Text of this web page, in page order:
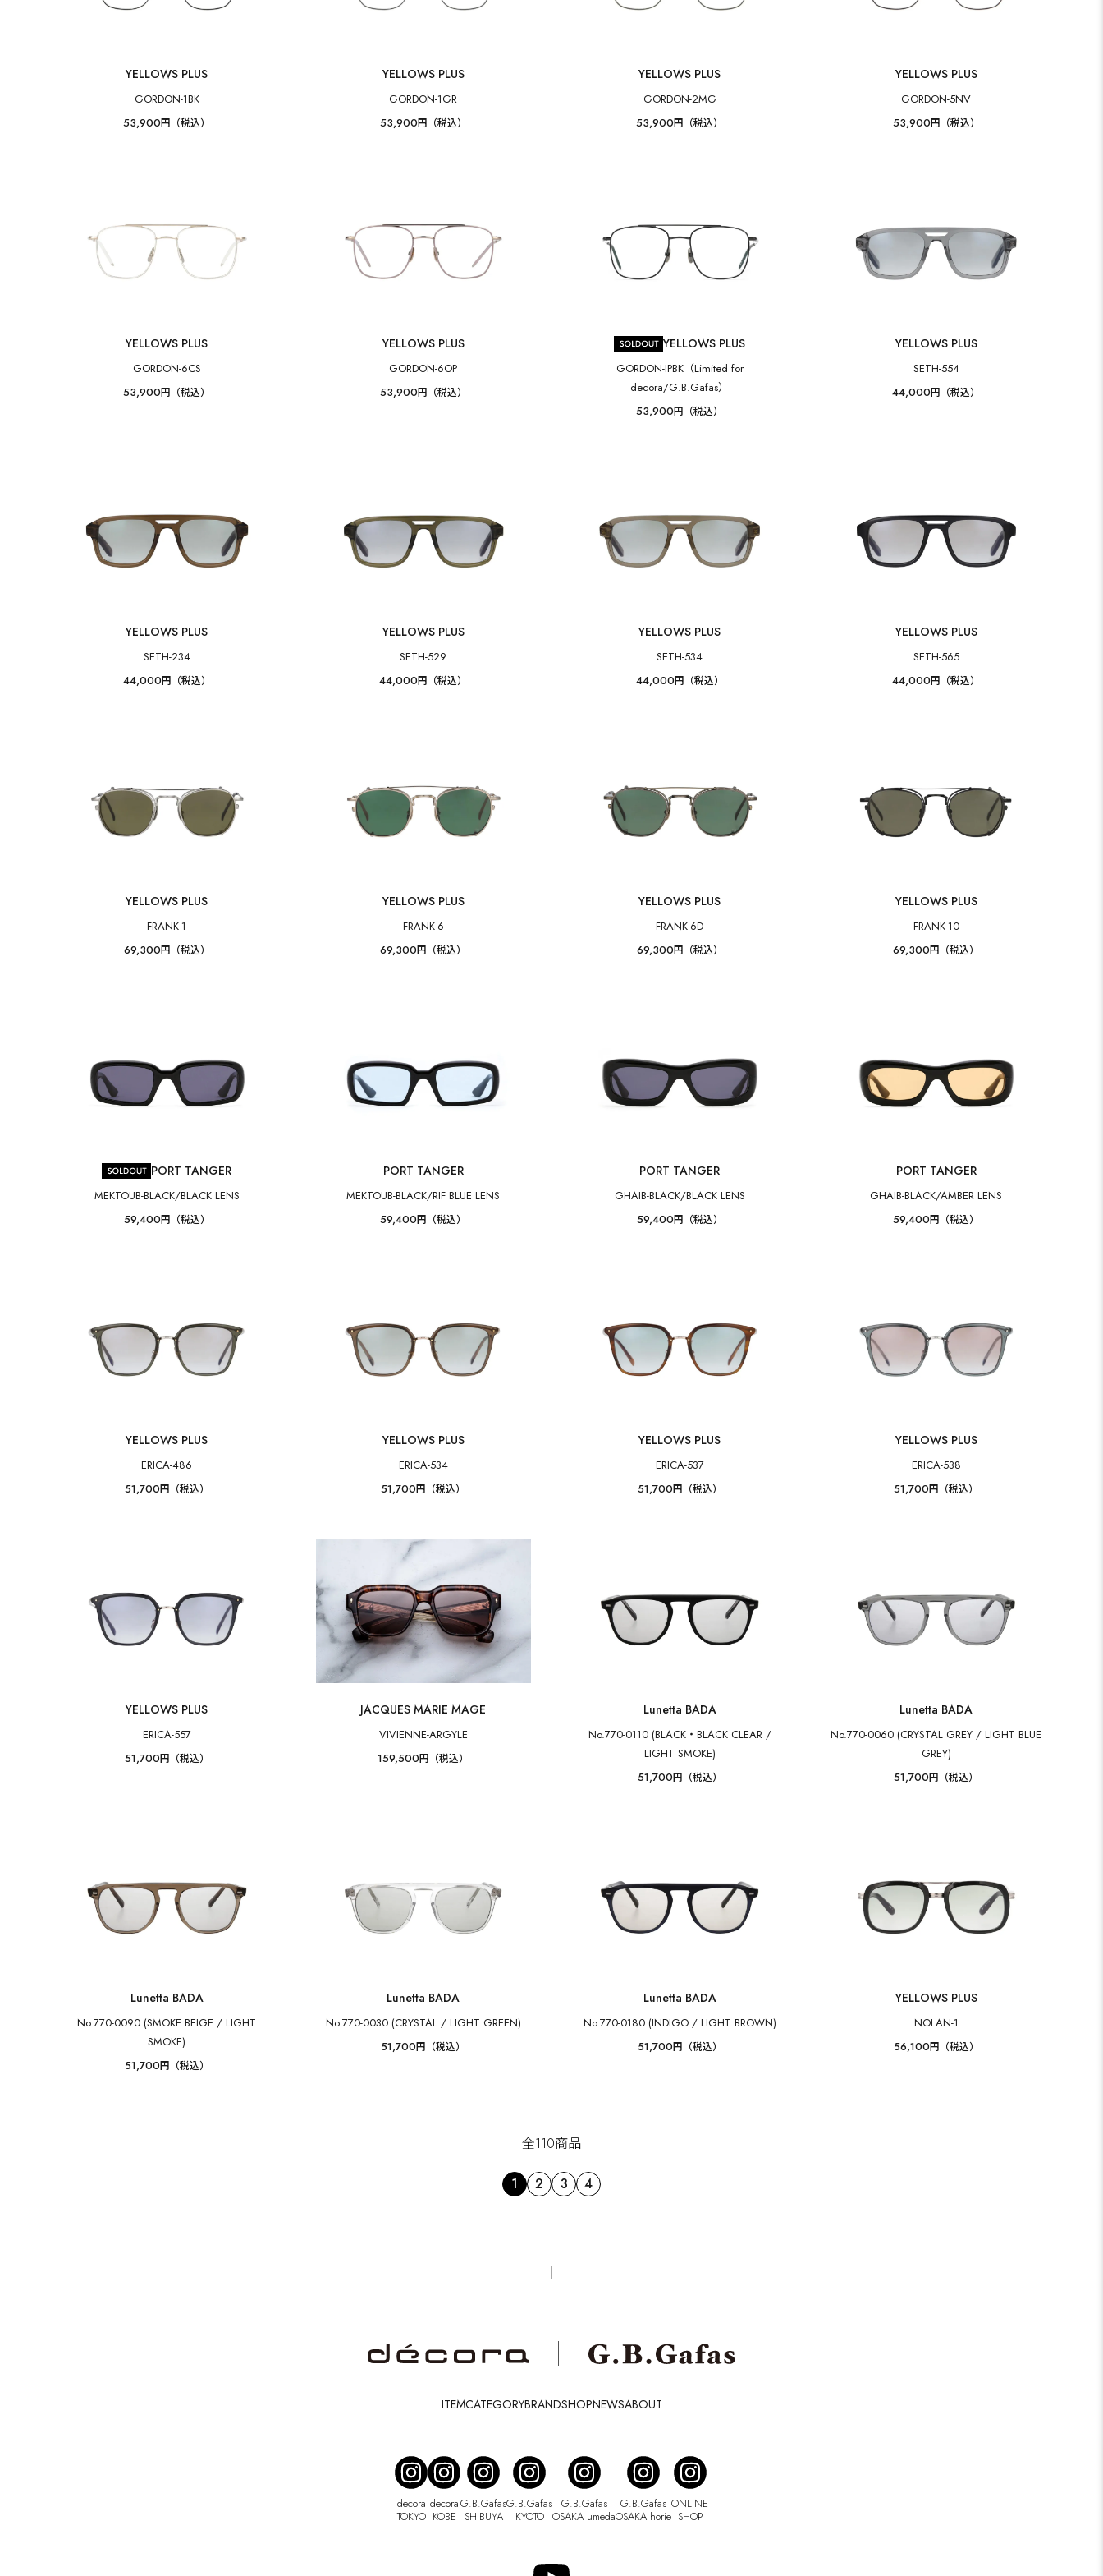
YELLOWS PLUS
GORDON-1BK
53,900円（税込）
YELLOWS PLUS
GORDON-1GR
53,900円（税込）
YELLOWS PLUS
GORDON-2MG
53,900円（税込）
YELLOWS PLUS
GORDON-5NV
53,900円（税込）
YELLOWS PLUS
GORDON-6CS
53,900円（税込）
YELLOWS PLUS
GORDON-6OP
53,900円（税込）
YELLOWS PLUS
GORDON-IPBK（Limited for
decora/G.B.Gafas）
53,900円（税込）
YELLOWS PLUS
SETH-554
44,000円（税込）
YELLOWS PLUS
SETH-234
44,000円（税込）
YELLOWS PLUS
SETH-529
44,000円（税込）
YELLOWS PLUS
SETH-534
44,000円（税込）
YELLOWS PLUS
SETH-565
44,000円（税込）
YELLOWS PLUS
FRANK-1
69,300円（税込）
YELLOWS PLUS
FRANK-6
69,300円（税込）
YELLOWS PLUS
FRANK-6D
69,300円（税込）
YELLOWS PLUS
FRANK-10
69,300円（税込）
PORT TANGER
MEKTOUB-BLACK/BLACK LENS
59,400円（税込）
PORT TANGER
MEKTOUB-BLACK/RIF BLUE LENS
59,400円（税込）
PORT TANGER
GHAIB-BLACK/BLACK LENS
59,400円（税込）
PORT TANGER
GHAIB-BLACK/AMBER LENS
59,400円（税込）
YELLOWS PLUS
ERICA-486
51,700円（税込）
YELLOWS PLUS
ERICA-534
51,700円（税込）
YELLOWS PLUS
ERICA-537
51,700円（税込）
YELLOWS PLUS
ERICA-538
51,700円（税込）
YELLOWS PLUS
ERICA-557
51,700円（税込）
JACQUES MARIE MAGE
VIVIENNE-ARGYLE
159,500円（税込）
Lunetta BADA
No.770-0110 (BLACK・BLACK CLEAR /
LIGHT SMOKE)
51,700円（税込）
Lunetta BADA
No.770-0060 (CRYSTAL GREY / LIGHT BLUE
GREY)
51,700円（税込）
Lunetta BADA
No.770-0090 (SMOKE BEIGE / LIGHT
SMOKE)
51,700円（税込）
Lunetta BADA
No.770-0030 (CRYSTAL / LIGHT GREEN)
51,700円（税込）
Lunetta BADA
No.770-0180 (INDIGO / LIGHT BROWN)
51,700円（税込）
YELLOWS PLUS
NOLAN-1
56,100円（税込）
全110商品
1 2 3 4
ITEMCATEGORYBRANDSHOPNEWSABOUT
decora
TOKYO
decora
KOBE
G.B.Gafas
SHIBUYA
G.B.Gafas
KYOTO
G.B.Gafas
OSAKA umeda
G.B.Gafas
OSAKA horie
ONLINE
SHOP